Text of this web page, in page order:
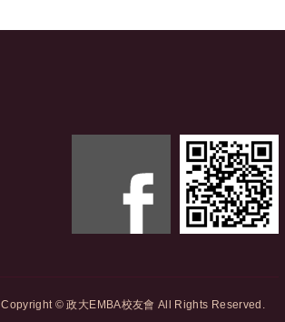
Copyright © 政大EMBA校友會 All Rights Reserved.